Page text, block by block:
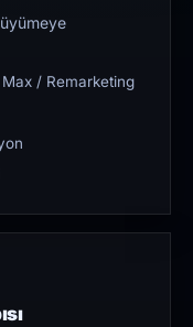
/ Remarketing